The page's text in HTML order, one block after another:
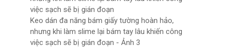
Keo dán đa năng bám giấy tường hoàn hảo,
nhưng khi làm slime lại bám tay lâu khiến công
việc sạch sẽ bị gián đoạn - Ảnh 3